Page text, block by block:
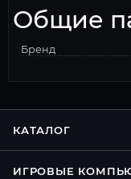
Общие
Бренд
КАТАЛОГ
ИГРОВЫЕ